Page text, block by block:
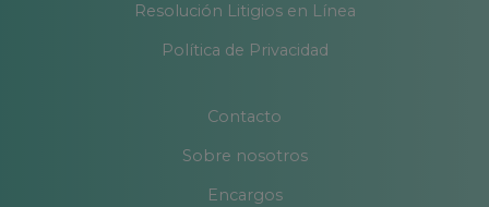
Resolución Litigios en Línea
Política de Privacidad
Contacto
Sobre nosotros
Encargos